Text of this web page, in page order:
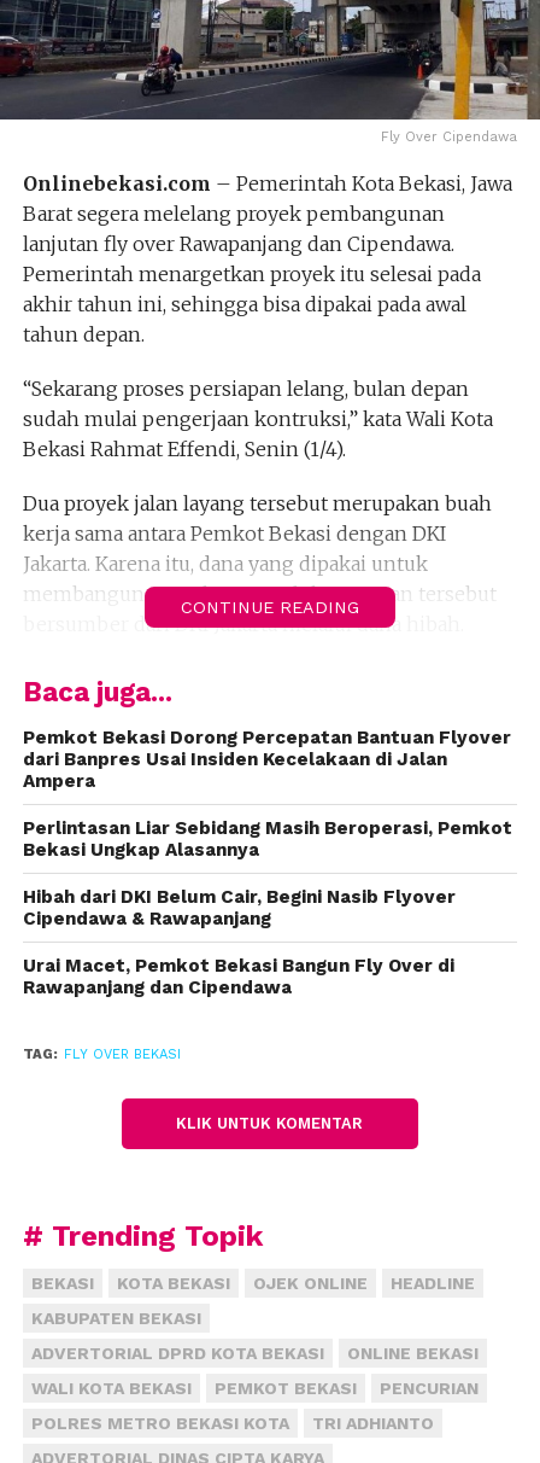
Fly Over Cipendawa
Onlinebekasi.com – Pemerintah Kota Bekasi, Jawa
Barat segera melelang proyek pembangunan
lanjutan fly over Rawapanjang dan Cipendawa.
Pemerintah menargetkan proyek itu selesai pada
akhir tahun ini, sehingga bisa dipakai pada awal
tahun depan.
“Sekarang proses persiapan lelang, bulan depan
sudah mulai pengerjaan kontruksi,” kata Wali Kota
Bekasi Rahmat Effendi, Senin (1/4).
Dua proyek jalan layang tersebut merupakan buah
kerja sama antara Pemkot Bekasi dengan DKI
Jakarta. Karena itu, dana yang dipakai untuk
membangun proyek pemecah kemacetan tersebut
bersumber dari DKI Jakarta melalui dana hibah.
Menurut ketua DPD Partai Golkar Kota Bekasi itu,
DKI Jakarta akan memberikan dana hibah untuk
pembangunan dua proyek tersebut. Masing-masing
untuk fly over Rawapanjang Rp 188 miliar, dan untuk
Cipendawa Rp 372 miliar. Dana sebanyak itu dipakai
untuk kontruksi dan pembebasan lahan.
kemacetan di Rawapanjang maupun Cipendawa,”
ujar Wali Kota Bekasi dua periode ini.
Fly over Rawapanjang membentang dari Jalan
meter. Sedangkan, fly over Cipendawa membentang
sepanjang 800 meter.
infrastuktur jalan dan jembatan sebagai pemecah
Timur, Jatiwaringin, Caman, dan Kemang Pratama.
“Ini adalah solusi untuk mengimbangi
pertumbuhan kendaraan yang merupakan dampak
CONTINUE READING
Baca juga...
Pemkot Bekasi Dorong Percepatan Bantuan Flyover
dari Banpres Usai Insiden Kecelakaan di Jalan
Ampera
Perlintasan Liar Sebidang Masih Beroperasi, Pemkot
Bekasi Ungkap Alasannya
Hibah dari DKI Belum Cair, Begini Nasib Flyover
Cipendawa & Rawapanjang
Urai Macet, Pemkot Bekasi Bangun Fly Over di
Rawapanjang dan Cipendawa
TAG: FLY OVER BEKASI
KLIK UNTUK KOMENTAR
# Trending Topik
BEKASI KOTA BEKASI OJEK ONLINE
HEADLINE
KABUPATEN BEKASI
ADVERTORIAL DPRD KOTA BEKASI
ONLINE BEKASI
WALI KOTA BEKASI
PEMKOT BEKASI
PENCURIAN
POLRES METRO BEKASI KOTA
TRI ADHIANTO
ADVERTORIAL DINAS CIPTA KARYA